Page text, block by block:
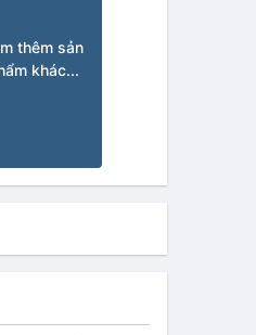
thêm sản
khác...